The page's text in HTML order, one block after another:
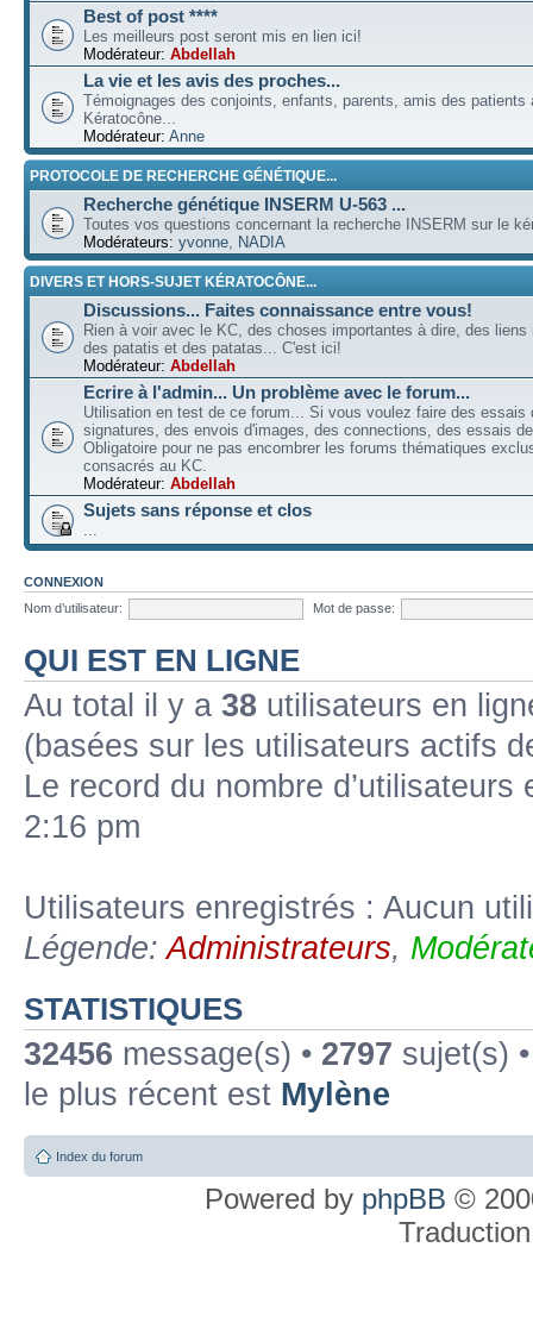
Best of post ****
Les meilleurs post seront mis en lien ici!
Modérateur: Abdellah
La vie et les avis des proches...
Témoignages des conjoints, enfants, parents, amis des patients
Kératocône...
Modérateur: Anne
PROTOCOLE DE RECHERCHE GÉNÉTIQUE...
Recherche génétique INSERM U-563 ...
Toutes vos questions concernant la recherche INSERM sur le
Modérateurs: yvonne, NADIA
DIVERS ET HORS-SUJET KÉRATOCÔNE...
Discussions... Faites connaissance entre vous!
Rien à voir avec le KC, des choses importantes à dire, des liens
des patatis et des patatas... C'est ici!
Modérateur: Abdellah
Ecrire à l'admin... Un problème avec le forum...
Utilisation en test de ce forum... Si vous voulez faire des essais
signatures, des envois d'images, des connections, des essais
Obligatoire pour ne pas encombrer les forums thématiques
consacrés au KC.
Modérateur: Abdellah
Sujets sans réponse et clos
...
CONNEXION
Nom d’utilisateur:
Mot de passe:
QUI EST EN LIGNE
Au total il y a 38 utilisateurs en
(basées sur les utilisateurs actifs
Le record du nombre
2:16 pm
Utilisateurs enregistrés : Aucun
Légende:Administrateurs,
STATISTIQUES
32456 message(s) • 2797 sujet(s)
le plus récent est Mylène
Index du forum
Powered by phpBB ©